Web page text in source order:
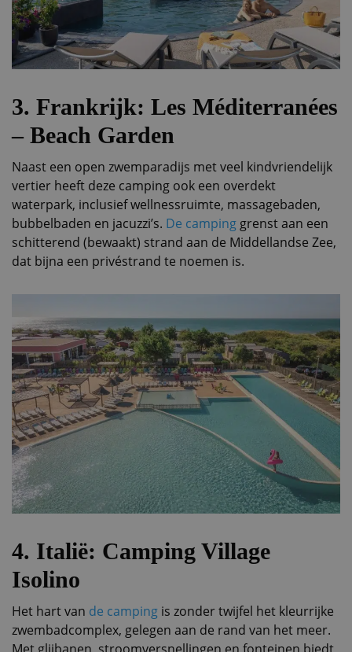
3. Frankrijk: Les Méditerranées
– Beach Garden
Naast een open zwemparadijs met veel kindvriendelijk
vertier heeft deze camping ook een overdekt
waterpark, inclusief wellnessruimte, massagebaden,
bubbelbaden en jacuzzi’s. De camping grenst aan een
schitterend (bewaakt) strand aan de Middellandse Zee,
dat bijna een privéstrand te noemen is.
4. Italië: Camping Village
Isolino
Het hart van de camping is zonder twijfel het kleurrijke
zwembadcomplex, gelegen aan de rand van het meer.